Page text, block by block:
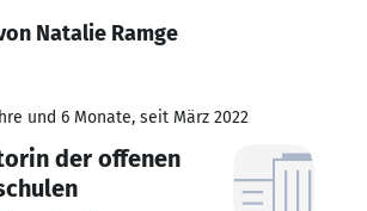
Natalie Ramge
und 6 Monate, seit März 2022
der offenen